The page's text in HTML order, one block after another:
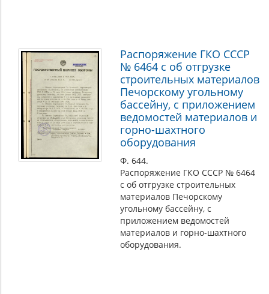
Распоряжение ГКО СССР
№ 6464 с об отгрузке
строительных материалов
Печорскому угольному
бассейну, с приложением
ведомостей материалов и
горно-шахтного
оборудования
Ф. 644.
Распоряжение ГКО СССР № 6464
с об отгрузке строительных
материалов Печорскому
угольному бассейну, с
приложением ведомостей
материалов и горно-шахтного
оборудования.